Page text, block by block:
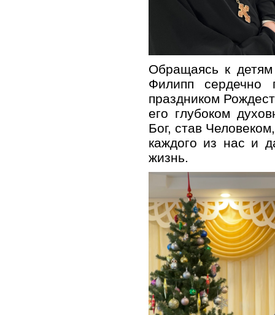
Обращаясь к
Филипп сердечно
праздником
его глубоком
Бог, став
каждого из нас и
жизнь.